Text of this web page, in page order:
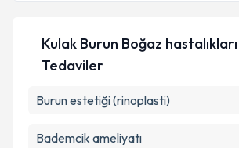
Kulak Burun Boğaz
Tedaviler
Burun estetiği (rinoplasti)
Bademcik ameliyatı